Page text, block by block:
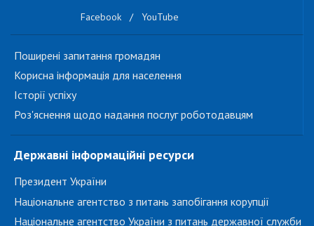
Facebook / YouTube
Поширені запитання громадян
Корисна інформація для населення
Історії успіху
Роз'яснення щодо надання послуг роботодавцям
Державні інформаційні ресурси
Президент України
Національне агентство з питань запобігання корупції
Національне агентство України з питань державної служби